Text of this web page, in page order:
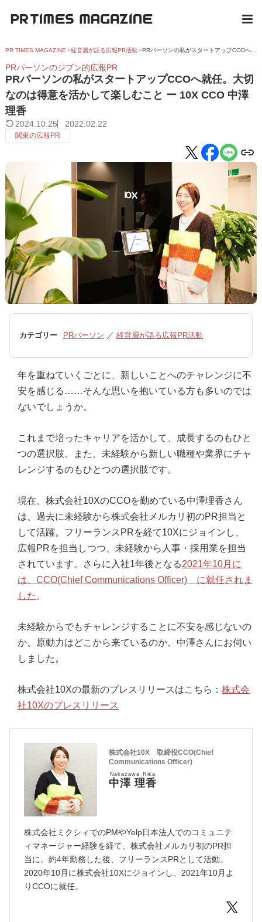
PR TIMES MAGAZINE 経営層が語る広報PR活動 PRパーソンの私がスタートアップCCOへ就任。大切なのは得意を活かして楽しむこと ー 10X CCO 中澤理香
PRパーソンのジブン的広報PR
PRパーソンの私がスタートアップCCOへ就任。大切
なのは得意を活かして楽しむこと ー 10X CCO 中澤
理香
2024.10.25 2022.02.22
関東の広報PR
カテゴリー PRパーソン ／ 経営層が語る広報PR活動
年を重ねていくごとに、新しいことへのチャレンジに不
安を感じる……そんな思いを抱いている方も多いのでは
ないでしょうか。
これまで培ったキャリアを活かして、成長するのもひと
つの選択肢。また、未経験から新しい職種や業界にチャ
レンジするのもひとつの選択肢です。
現在、株式会社10XのCCOを勤めている中澤理香さん
は、過去に未経験から株式会社メルカリ初のPR担当と
して活躍。フリーランスPRを経て10Xにジョインし、
広報PRを担当しつつ、未経験から人事・採用業を担当
されています。さらに入社1年後となる2021年10月に
は、CCO(Chief Communications Officer) に就任されま
した 。
未経験からでもチャレンジすることに不安を感じないの
か、原動力はどこから来ているのか、中澤さんにお伺い
しました。
株式会社10Xの最新のプレスリリースはこちら： 株式会
社10Xのプレスリリース
株式会社10X 取締役CCO(Chief
Communications Officer)
中澤 理香
Nakazawa Rika
株式会社ミクシィでのPMやYelp日本法人でのコミュニテ
ィマネージャー経験を経て、株式会社メルカリ初のPR担
当に。約4年勤務した後、フリーランスPRとして活動。
2020年10月に株式会社10Xにジョインし、2021年10月よ
りCCOに就任。